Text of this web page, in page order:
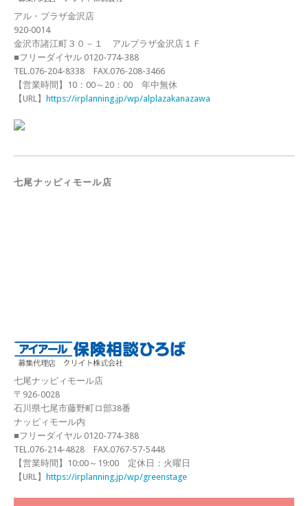
アル・プラザ金沢店
920‐0014
金沢市諸江町３０－１ アルプラザ金沢店１Ｆ
■フリーダイヤル 0120-774-388
TEL.076-204-8338 FAX.076-208-3466
【営業時間】10：00～20：00 年中無休
【URL】 https://irplanning.jp/wp/alplazakanazawa
七尾ナッピィモール店
七尾ナッピィモール店
〒926-0028
石川県七尾市藤野町ロ部38番
ナッピィモール内
■フリーダイヤル 0120-774-388
TEL.076-214-4828 FAX.0767-57-5448
【営業時間】10:00～19:00 定休日：火曜日
【URL】 https://irplanning.jp/wp/greenstage